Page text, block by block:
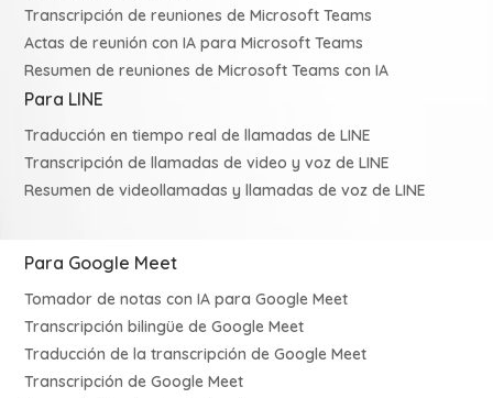
Transcripción de reuniones de Microsoft Teams
Actas de reunión con IA para Microsoft Teams
Resumen de reuniones de Microsoft Teams con IA
Para LINE
Traducción en tiempo real de llamadas de LINE
Transcripción de llamadas de video y voz de LINE
Resumen de videollamadas y llamadas de voz de LINE
Para Google Meet
Tomador de notas con IA para Google Meet
Transcripción bilingüe de Google Meet
Traducción de la transcripción de Google Meet
Transcripción de Google Meet